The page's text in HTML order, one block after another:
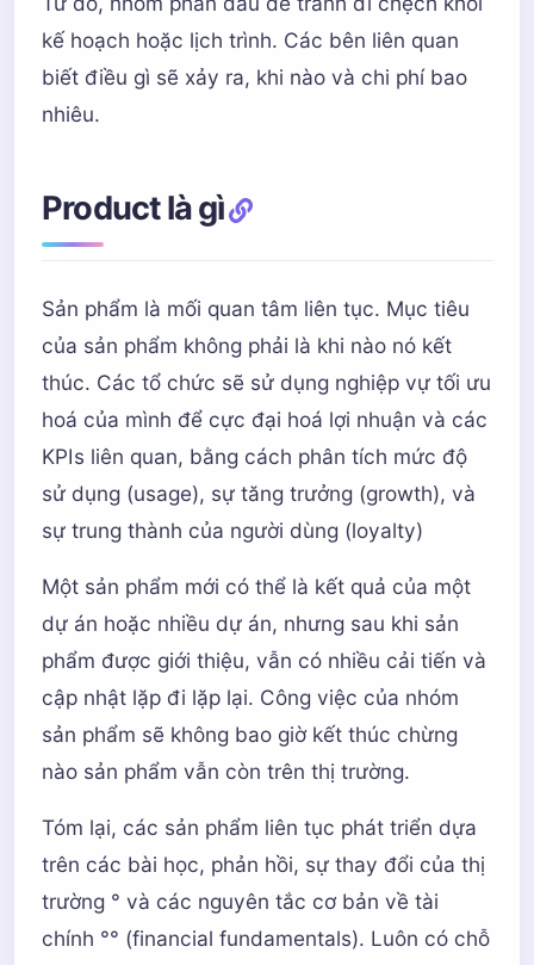
kế hoạch hoặc lịch trình. Các bên liên quan
biết điều gì sẽ xảy ra, khi nào và chi phí bao
nhiêu.
Product là gì
Sản phẩm là mối quan tâm liên tục. Mục tiêu
của sản phẩm không phải là khi nào nó kết
thúc. Các tổ chức sẽ sử dụng nghiệp vự tối ưu
hoá của mình để cực đại hoá lợi nhuận và các
KPIs liên quan, bằng cách phân tích mức độ
sử dụng (usage), sự tăng trưởng (growth), và
sự trung thành của người dùng (loyalty)
Một sản phẩm mới có thể là kết quả của một
dự án hoặc nhiều dự án, nhưng sau khi sản
phẩm được giới thiệu, vẫn có nhiều cải tiến và
cập nhật lặp đi lặp lại. Công việc của nhóm
sản phẩm sẽ không bao giờ kết thúc chừng
nào sản phẩm vẫn còn trên thị trường.
Tóm lại, các sản phẩm liên tục phát triển dựa
trên các bài học, phản hồi, sự thay đổi của thị
trường ° và các nguyên tắc cơ bản về tài
chính °° (financial fundamentals). Luôn có chỗ